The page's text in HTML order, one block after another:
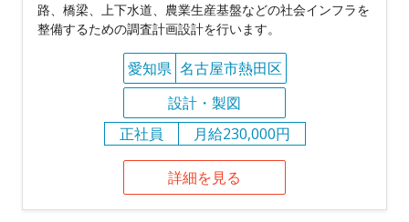
路、橋梁、上下水道、農業生産基盤などの社会インフラを
整備するための調査計画設計を行います。
愛知県 名古屋市熱田区
設計・製図
正社員
月給230,000円
詳細を見る